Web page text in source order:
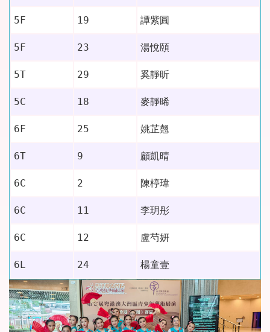
5F 19 譚紫圓
5F 23 湯悅頤
5T 29 奚靜昕
5C 18 麥靜晞
6F 25 姚芷翹
6T 9 顧凱晴
6C 2 陳楟瑋
6C 11 李玥彤
6C 12 盧芍妍
6L 24 楊童壹